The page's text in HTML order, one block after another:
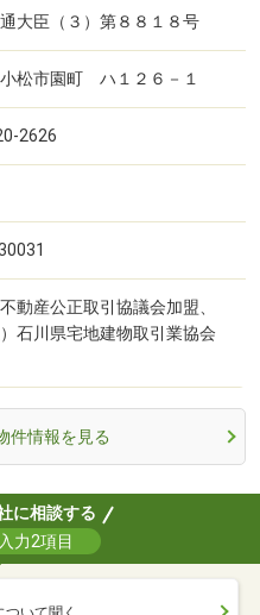
大臣（３）第８８１８号
松市園町 ハ１２６－１
2626
動産公正取引協議会加盟、
）石川県宅地建物取引業協会
件情報を見る
に相談する
力2項目